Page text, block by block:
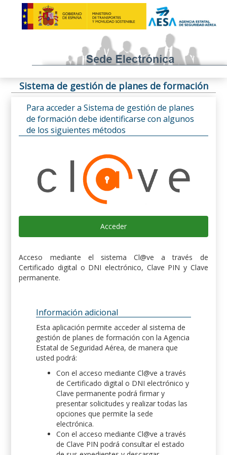
Sistema de gestión de planes de formación
Para acceder a Sistema de gestión de planes
de formación debe identificarse con algunos
de los siguientes métodos
Acceder
Acceso mediante el sistema Cl@ve a través de
Certificado digital o DNI electrónico, Clave PIN y Clave
permanente.
Información adicional
Esta aplicación permite acceder al sistema de
gestión de planes de formación con la Agencia
Estatal de Seguridad Aérea, de manera que
usted podrá:
Con el acceso mediante Cl@ve a través
de Certificado digital o DNI electrónico y
Clave permanente podrá firmar y
presentar solicitudes y realizar todas las
opciones que permite la sede
electrónica.
Con el acceso mediante Cl@ve a través
de Clave PIN podrá consultar el estado